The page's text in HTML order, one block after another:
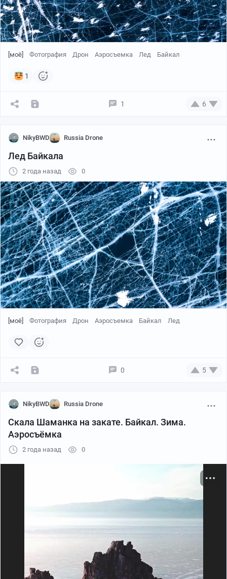
[моё] Фотография Дрон Аэросъемка Лед Байкал
1
1 6
NikyBWD Russia Drone
Лед Байкала
2 года назад 0
[моё] Фотография Дрон Аэросъемка Байкал Лед
0 5
NikyBWD Russia Drone
Скала Шаманка на закате. Байкал. Зима.
Аэросъёмка
2 года назад 0